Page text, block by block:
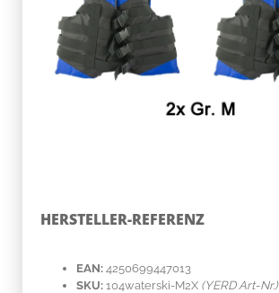
HERSTELLER-REFERENZ
EAN: 4250699447013
SKU: 104waterski-M2X (YERD Art-Nr.)